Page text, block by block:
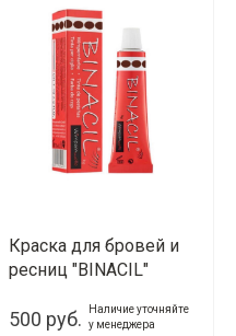
Краска для бровей и
ресниц "BINACIL"
500 руб.
Наличие уточняйте
у менеджера